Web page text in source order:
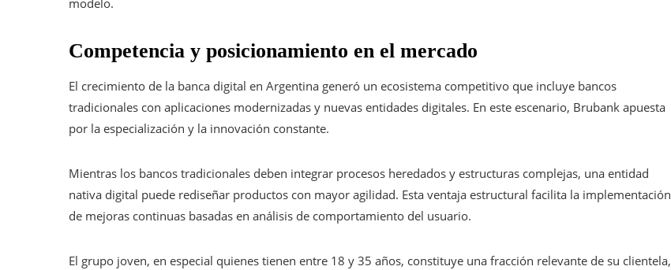
modelo.
Competencia y posicionamiento en el mercado
El crecimiento de la banca digital en Argentina generó un ecosistema competitivo que incluye bancos
tradicionales con aplicaciones modernizadas y nuevas entidades digitales. En este escenario, Brubank apuesta
por la especialización y la innovación constante.
Mientras los bancos tradicionales deben integrar procesos heredados y estructuras complejas, una entidad
nativa digital puede rediseñar productos con mayor agilidad. Esta ventaja estructural facilita la implementación
de mejoras continuas basadas en análisis de comportamiento del usuario.
El grupo joven, en especial quienes tienen entre 18 y 35 años, constituye una fracción relevante de su clientela,